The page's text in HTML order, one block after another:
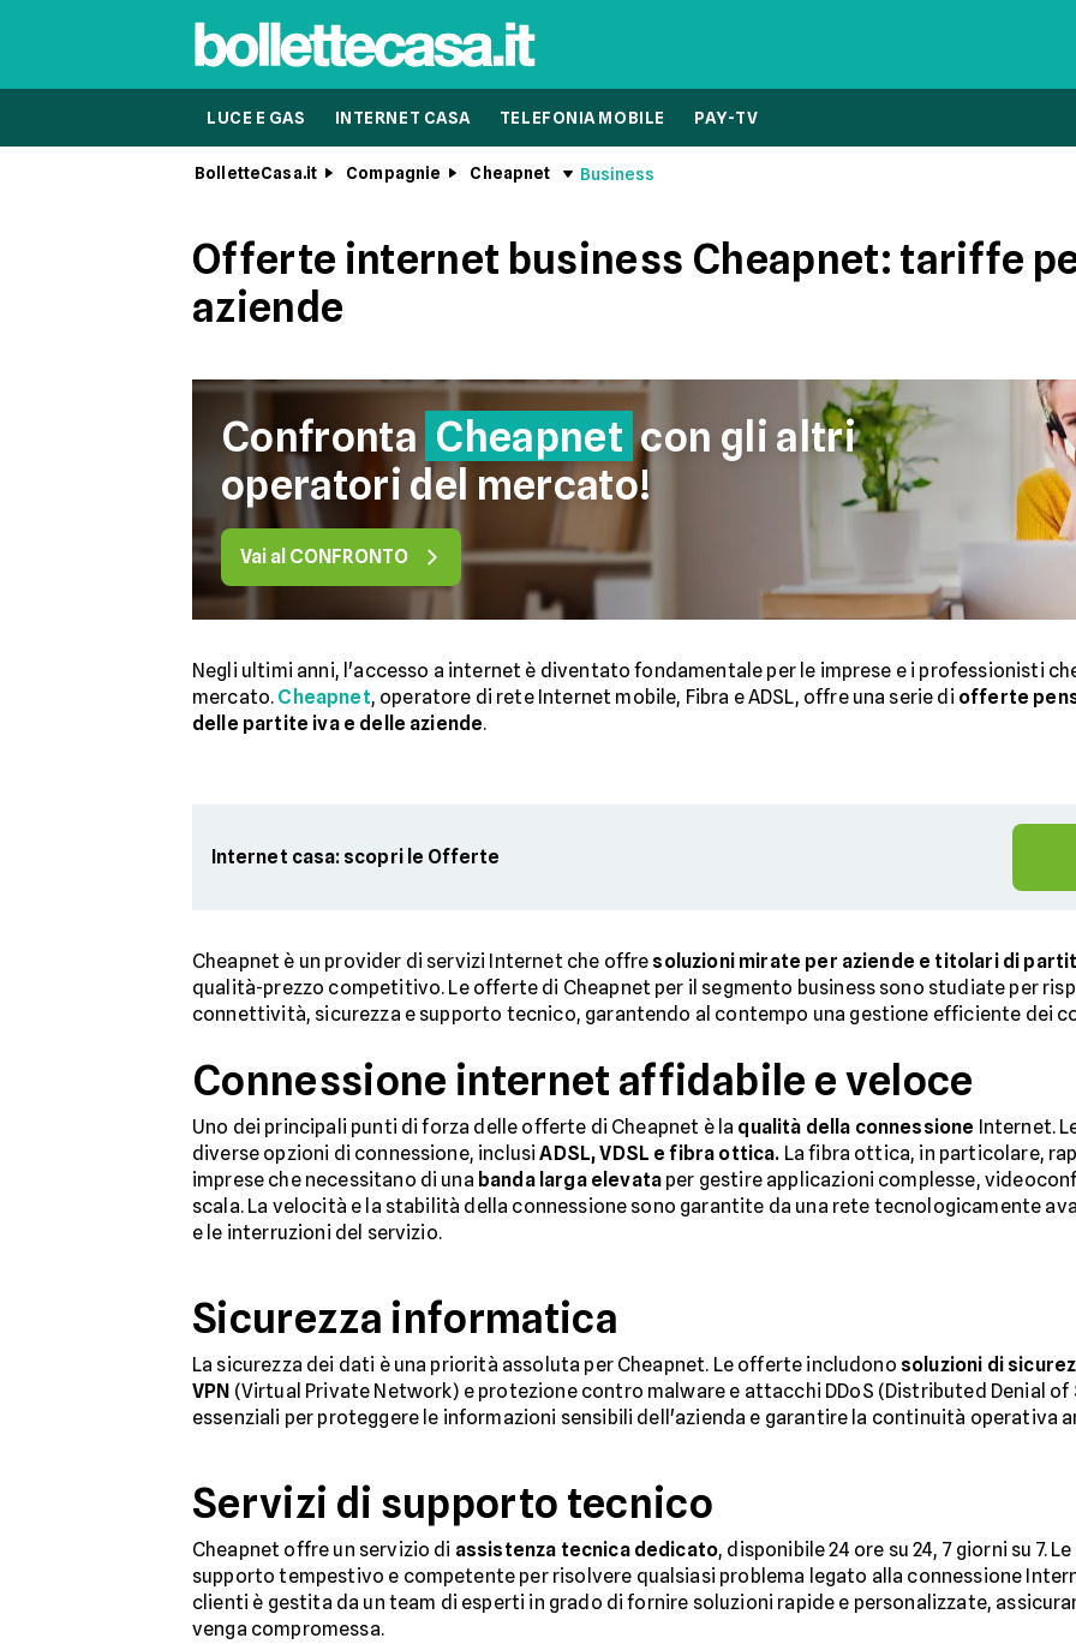
LUCE E GAS INTERNET CASA TELEFONIA MOBILE PAY-TV
BolletteCasa.it Compagnie Cheapnet Business
Offerte internet business Cheapnet: tariffe
aziende
Confronta Cheapnet con gli altri
operatori del mercato!
Vai al CONFRONTO
Negli ultimi anni, l'accesso a internet è diventato fondamentale per le imprese e i professionisti
mercato. Cheapnet, operatore di rete Internet mobile, Fibra e ADSL, offre una serie di offerte
delle partite iva e delle aziende.
Internet casa: scopri le Offerte
Cheapnet è un provider di servizi Internet che offre soluzioni mirate per aziende e titolari di
qualità-prezzo competitivo. Le offerte di Cheapnet per il segmento business sono studiate per
connettività, sicurezza e supporto tecnico, garantendo al contempo una gestione efficiente dei
Connessione internet affidabile e veloce
Uno dei principali punti di forza delle offerte di Cheapnet è la qualità della connessione Internet.
diverse opzioni di connessione, inclusiADSL, VDSL e fibra ottica. La fibra ottica, in particolare,
imprese che necessitano di una banda larga elevata per gestire applicazioni complesse,
scala. La velocità e la stabilità della connessione sono garantite da una rete tecnologicamente
e le interruzioni del servizio.
Sicurezza informatica
La sicurezza dei dati è una priorità assoluta per Cheapnet. Le offerte includono soluzioni di
VPN (Virtual Private Network) e protezione contro malware e attacchi DDoS (Distributed Denial of
essenziali per proteggere le informazioni sensibili dell'azienda e garantire la continuità operativa
Servizi di supporto tecnico
Cheapnet offre un servizio di assistenza tecnica dedicato, disponibile 24 ore su 24, 7 giorni su 7.
supporto tempestivo e competente per risolvere qualsiasi problema legato alla connessione
clienti è gestita da un team di esperti in grado di fornire soluzioni rapide e personalizzate,
venga compromessa.